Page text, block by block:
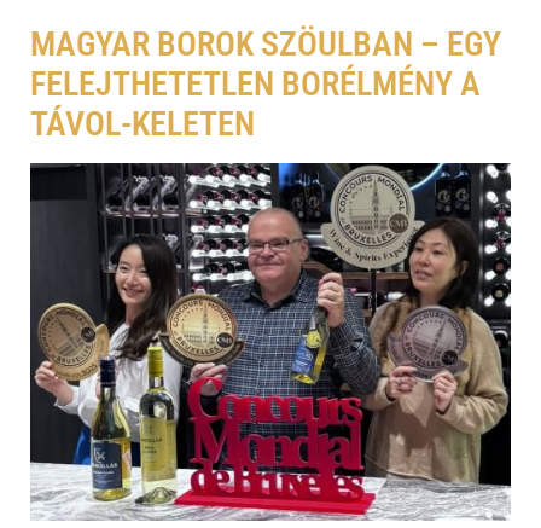
MAGYAR BOROK SZÖULBAN – EGY
FELEJTHETETLEN BORÉLMÉNY A
TÁVOL-KELETEN